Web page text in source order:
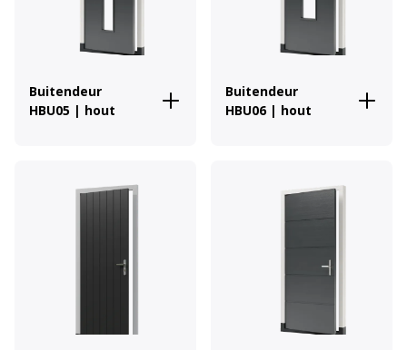
Buitendeur
HBU05 | hout
Buitendeur
HBU06 | hout